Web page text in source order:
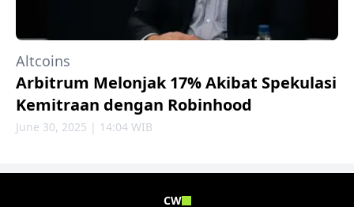
Altcoins
Arbitrum Melonjak 17% Akibat Spekulasi
Kemitraan dengan Robinhood
June 30, 2025 | 14:04 WIB
CW